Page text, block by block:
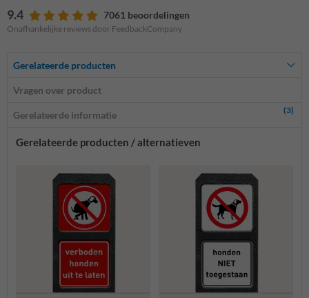
9.4 7061 beoordelingen
Onafhankelijke reviews door FeedbackCompany
Gerelateerde producten
Vragen over product
Gerelateerde informatie (3)
Gerelateerde producten / alternatieven